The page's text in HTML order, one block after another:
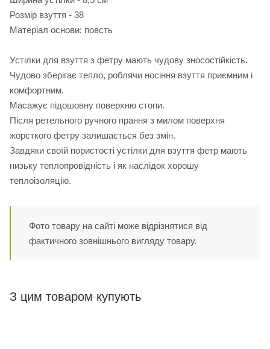
Розмір взуття - 38
Матеріал основи: повсть
Устілки для взуття з фетру мають чудову зносостійкість.
Чудово зберігає тепло, роблячи носіння взуття приємним і
комфортним.
Масажує підошовну поверхню стопи.
Після ретельного ручного прання з милом поверхня
жорсткого фетру залишається без змін.
Завдяки своїй пористості устілки для взуття фетр мають
низьку теплопровідність і як наслідок хорошу
теплоізоляцію.
Фото товару на сайті може відрізнятися від
фактичного зовнішнього вигляду товару.
З цим товаром купують